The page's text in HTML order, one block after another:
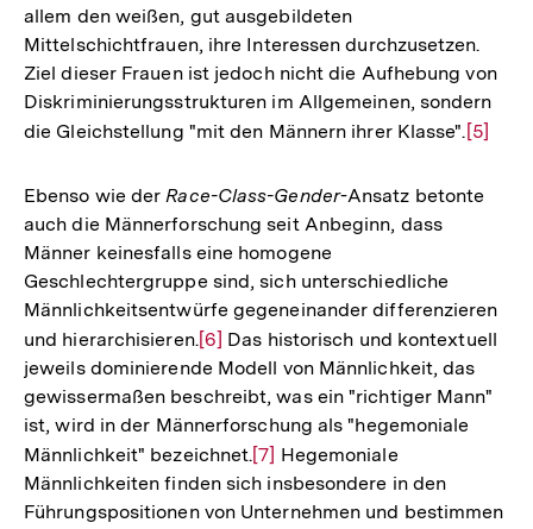
allem den weißen, gut ausgebildeten
Mittelschichtfrauen, ihre Interessen durchzusetzen.
Ziel dieser Frauen ist jedoch nicht die Aufhebung von
Diskriminierungsstrukturen im Allgemeinen, sondern
die Gleichstellung "mit den Männern ihrer Klasse". Zur
der
[5]
Ebenso wie der Race-Class-Gender-Ansatz betonte
auch die Männerforschung seit Anbeginn, dass
Männer keinesfalls eine homogene
Geschlechtergruppe sind, sich unterschiedliche
Männlichkeitsentwürfe gegeneinander differenzieren
und hierarchisieren.Zur
Auflösung
der
Fußnote
[6] Das historisch und kontextuell
jeweils dominierende Modell von Männlichkeit, das
gewissermaßen beschreibt, was ein "richtiger Mann"
ist, wird in der Männerforschung als "hegemoniale
Männlichkeit" bezeichnet.Zur
Auflösung
der
[7] Hegemoniale
Männlichkeiten finden sich insbesondere in den
Führungspositionen von Unternehmen und bestimmen